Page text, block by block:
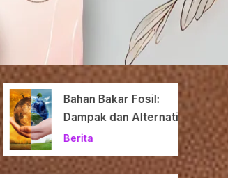
Bahan Bakar Fosil:
Dampak dan Alternatif
Energi Masa Depan
Berita